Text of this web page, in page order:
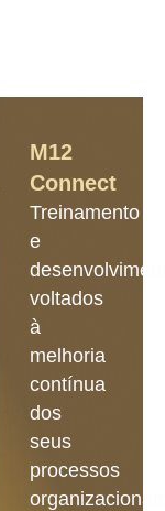
M12
Connect
Treinamento
e
voltados
à
melhoria
contínua
dos
seus
processos